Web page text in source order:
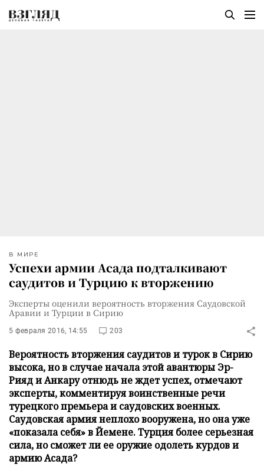
В МИРЕ
Успехи армии Асада подталкивают
саудитов и Турцию к вторжению
Эксперты оценили вероятность вторжения Саудовской
Аравии и Турции в Сирию
5 февраля 2016, 14:55 203
Вероятность вторжения саудитов и турок в Сирию
высока, но в случае начала этой авантюры Эр-
Рияд и Анкару отнюдь не ждет успех, отмечают
эксперты, комментируя воинственные речи
турецкого премьера и саудовских военных.
Саудовская армия неплохо вооружена, но она уже
«показала себя» в Йемене. Турция более серьезная
сила, но сможет ли ее оружие одолеть курдов и
армию Асада?